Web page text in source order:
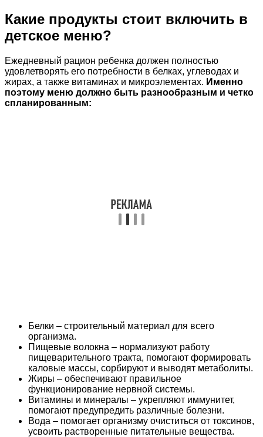
Какие продукты стоит включить в
детское меню?
Ежедневный рацион ребенка должен полностью
удовлетворять его потребности в белках, углеводах и
жирах, а также витаминах и микроэлементах. Именно
поэтому меню должно быть разнообразным и четко
спланированным:
Белки – строительный материал для всего
организма.
Пищевые волокна – нормализуют работу
пищеварительного тракта, помогают формировать
каловые массы, сорбируют и выводят метаболиты.
Жиры – обеспечивают правильное
функционирование нервной системы.
Витамины и минералы – укрепляют иммунитет,
помогают предупредить различные болезни.
Вода – помогает организму очиститься от токсинов,
усвоить растворенные питательные вещества.